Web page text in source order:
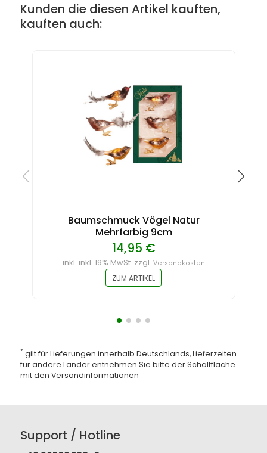
Kunden die diesen Artikel kauften,
kauften auch:
Baumschmuck Vögel Natur
Mehrfarbig 9cm
14,95 €
inkl. inkl. 19% MwSt. zzgl. Versandkosten
ZUM ARTIKEL
*gilt für Lieferungen innerhalb Deutschlands, Lieferzeiten
für andere Länder entnehmen Sie bitte der Schaltfläche
mit den Versandinformationen
Support / Hotline